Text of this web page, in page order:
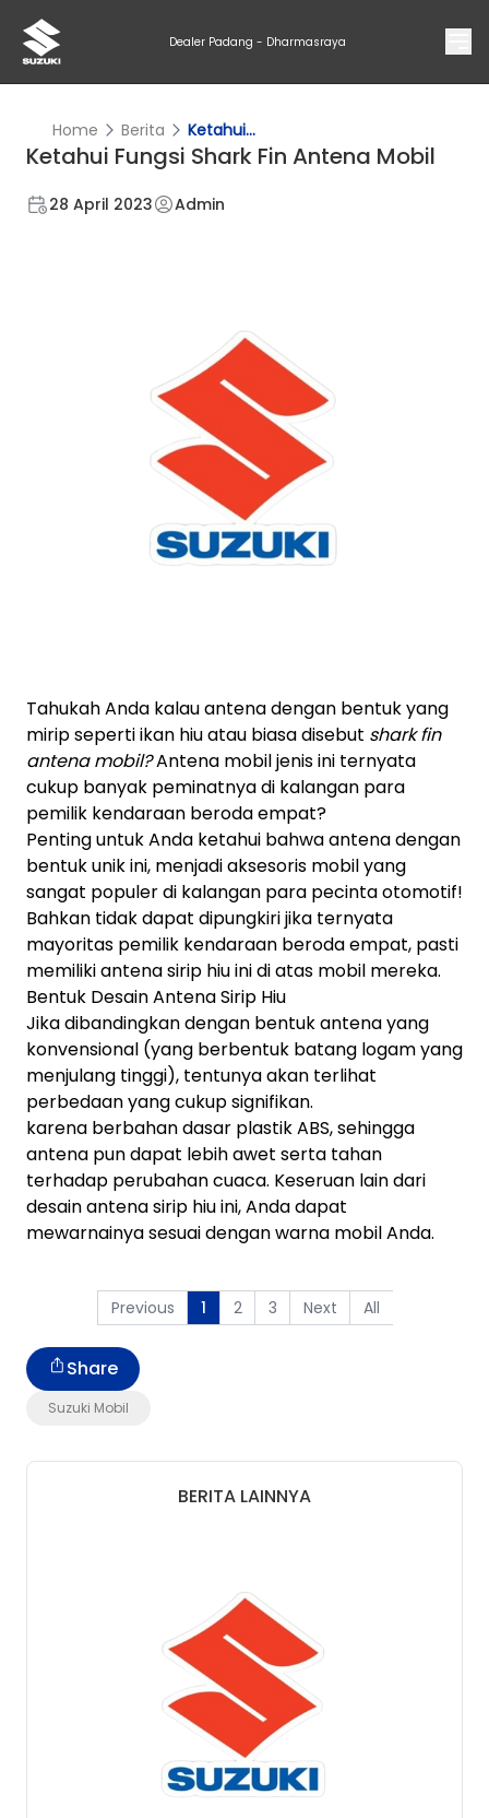
Dealer Padang - Dharmasraya
Home Berita Ketahui...
Ketahui Fungsi Shark Fin Antena Mobil
28 April 2023 Admin
Tahukah Anda kalau antena dengan bentuk yang
mirip seperti ikan hiu atau biasa disebut shark fin
antena mobil?Antena mobil jenis ini ternyata
cukup banyak peminatnya di kalangan para
pemilik kendaraan beroda empat?
Penting untuk Anda ketahui bahwa antena dengan
bentuk unik ini, menjadi aksesoris mobil yang
sangat populer di kalangan para pecinta otomotif!
Bahkan tidak dapat dipungkiri jika ternyata
mayoritas pemilik kendaraan beroda empat, pasti
memiliki antena sirip hiu ini di atas mobil mereka.
Bentuk Desain Antena Sirip Hiu
Jika dibandingkan dengan bentuk antena yang
konvensional (yang berbentuk batang logam yang
menjulang tinggi), tentunya akan terlihat
perbedaan yang cukup signifikan.
karena berbahan dasar plastik ABS, sehingga
antena pun dapat lebih awet serta tahan
terhadap perubahan cuaca. Keseruan lain dari
desain antena sirip hiu ini, Anda dapat
mewarnainya sesuai dengan warna mobil Anda.
Previous 1 2 3 Next All
Suzuki Mobil
Share
BERITA LAINNYA